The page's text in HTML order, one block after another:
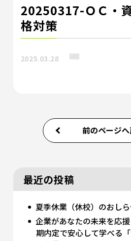
20250317-ＯＣ・
格対策
2025.03.28
前のページ
最近の投稿
夏季休業（休校）のおし
企業があなたの未来を応
期内定で安心して学べる